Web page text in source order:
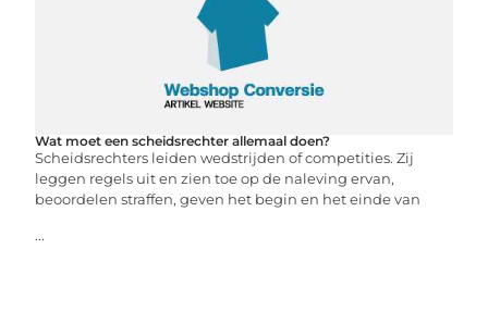
Wat moet een scheidsrechter allemaal doen?
Scheidsrechters leiden wedstrijden of competities. Zij
leggen regels uit en zien toe op de naleving ervan,
beoordelen straffen, geven het begin en het einde van
...